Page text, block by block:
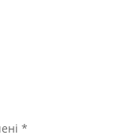
*